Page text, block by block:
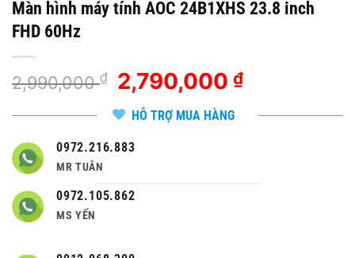
Màn hình máy tính AOC 24B1XHS 23.8 inch
FHD 60Hz
2,990,000₫
Giá
gốc
là:
2,990,000 ₫.
2,790,000₫Giá
tại
HỖ TRỢ MUA HÀNG
0972.216.883
MR TUÂN
0972.105.862
MS YẾN